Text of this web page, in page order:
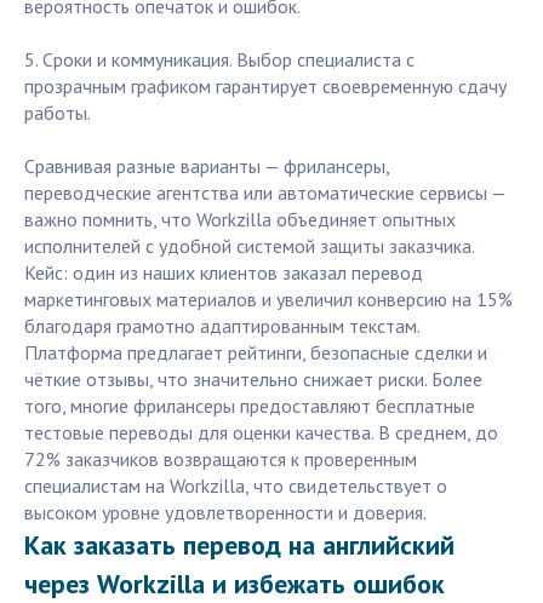
вероятность опечаток и ошибок.
5. Сроки и коммуникация. Выбор специалиста с
прозрачным графиком гарантирует своевременную сдачу
работы.
Сравнивая разные варианты — фрилансеры,
переводческие агентства или автоматические сервисы —
важно помнить, что Workzilla объединяет опытных
исполнителей с удобной системой защиты заказчика.
Кейс: один из наших клиентов заказал перевод
маркетинговых материалов и увеличил конверсию на 15%
благодаря грамотно адаптированным текстам.
Платформа предлагает рейтинги, безопасные сделки и
чёткие отзывы, что значительно снижает риски. Более
того, многие фрилансеры предоставляют бесплатные
тестовые переводы для оценки качества. В среднем, до
72% заказчиков возвращаются к проверенным
специалистам на Workzilla, что свидетельствует о
высоком уровне удовлетворенности и доверия.
Как заказать перевод на английский
через Workzilla и избежать ошибок